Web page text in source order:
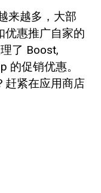
来越多，大部
优惠推广自家的
了 Boost,
的促销优惠。
赶紧在应用商店